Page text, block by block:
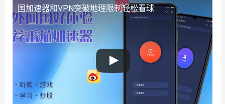
国加速器和VPN突破地理限制轻松看球